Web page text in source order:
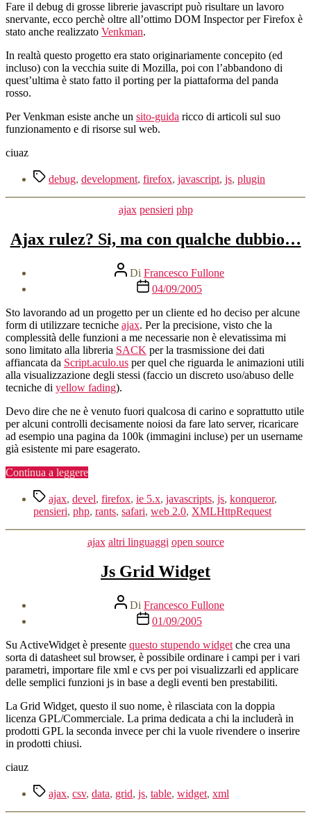
Fare il debug di grosse librerie javascript può risultare un lavoro
snervante, ecco perchè oltre all’ottimo DOM Inspector per Firefox è
stato anche realizzato Venkman.
In realtà questo progetto era stato originariamente concepito (ed
incluso) con la vecchia suite di Mozilla, poi con l’abbandono di
quest’ultima è stato fatto il porting per la piattaforma del panda
rosso.
Per Venkman esiste anche un sito-guida ricco di articoli sul suo
funzionamento e di risorse sul web.
ciuaz
Tag debug, development, firefox, javascript, js, plugin
Categorie
ajax pensieri php
Ajax rulez? Si, ma con qualche dubbio…
Autore
articolo
Di Francesco Fullone
Data
dell'articolo
04/09/2005
Sto lavorando ad un progetto per un cliente ed ho deciso per alcune
form di utilizzare tecniche ajax. Per la precisione, visto che la
complessità delle funzioni a me necessarie non è elevatissima mi
sono limitato alla libreria SACK per la trasmissione dei dati
affiancata da Script.aculo.us per quel che riguarda le animazioni utili
alla visualizzazione degli stessi (faccio un discreto uso/abuso delle
tecniche di yellow fading).
Devo dire che ne è venuto fuori qualcosa di carino e soprattutto utile
per alcuni controlli decisamente noiosi da fare lato server, ricaricare
ad esempio una pagina da 100k (immagini incluse) per un username
già esistente mi pare esagerato.
Continua a leggere“Ajax
Si,
ma
qualche
dubbio…”
Tag ajax, devel, firefox, ie 5.x, javascripts, js, konqueror,
pensieri, php, rants, safari, web 2.0, XMLHttpRequest
Categorie
ajax altri linguaggi open source
Js Grid Widget
Autore
articolo
Di Francesco Fullone
Data
dell'articolo
01/09/2005
Su ActiveWidget è presente questo stupendo widget che crea una
sorta di datasheet sul browser, è possibile ordinare i campi per i vari
parametri, importare file xml e cvs per poi visualizzarli ed applicare
delle semplici funzioni js in base a degli eventi ben prestabiliti.
La Grid Widget, questo il suo nome, è rilasciata con la doppia
licenza GPL/Commerciale. La prima dedicata a chi la includerà in
prodotti GPL la seconda invece per chi la vuole rivendere o inserire
in prodotti chiusi.
ciauz
Tag ajax, csv, data, grid, js, table, widget, xml